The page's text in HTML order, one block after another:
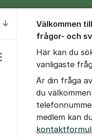
Till senaste
Visa/dölj inställningar för
Välkommen
frågor- och
Här kan du
vanligaste
Är din fråga
du
medlem kan